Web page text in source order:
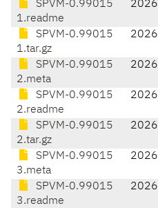
SPVM-0.99015
1.readme
SPVM-0.99015
1.tar.gz
SPVM-0.99015
2.meta
SPVM-0.99015
2.readme
SPVM-0.99015
2.tar.gz
SPVM-0.99015
3.meta
SPVM-0.99015
3.readme